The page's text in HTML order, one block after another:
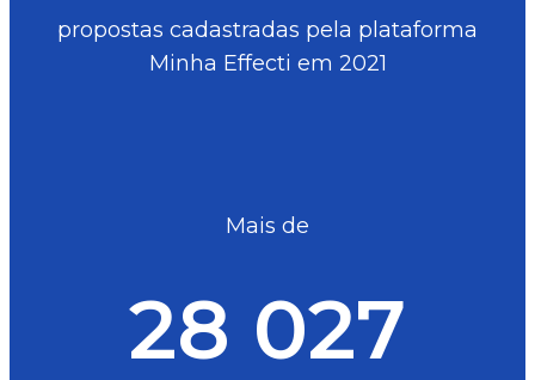
propostas cadastradas pela plataforma
Minha Effecti em 2021
Mais de
28 027